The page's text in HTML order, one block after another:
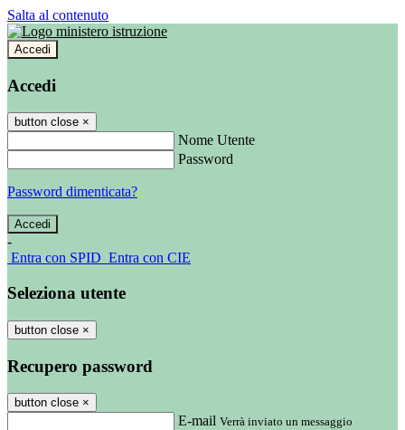
Salta al contenuto
Accedi
Accedi
button close ×
Nome Utente
Password
Password dimenticata?
-
Entra con SPID Entra con CIE
Seleziona utente
button close ×
Recupero password
button close ×
E-mail Verrà inviato un messaggio